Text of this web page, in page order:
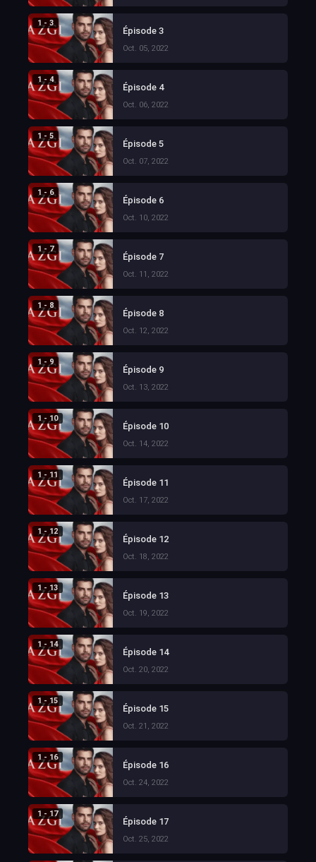
1 - 3
Épisode 3
Oct. 05, 2022
1 - 4
Épisode 4
Oct. 06, 2022
1 - 5
Épisode 5
Oct. 07, 2022
1 - 6
Épisode 6
Oct. 10, 2022
1 - 7
Épisode 7
Oct. 11, 2022
1 - 8
Épisode 8
Oct. 12, 2022
1 - 9
Épisode 9
Oct. 13, 2022
1 - 10
Épisode 10
Oct. 14, 2022
1 - 11
Épisode 11
Oct. 17, 2022
1 - 12
Épisode 12
Oct. 18, 2022
1 - 13
Épisode 13
Oct. 19, 2022
1 - 14
Épisode 14
Oct. 20, 2022
1 - 15
Épisode 15
Oct. 21, 2022
1 - 16
Épisode 16
Oct. 24, 2022
1 - 17
Épisode 17
Oct. 25, 2022